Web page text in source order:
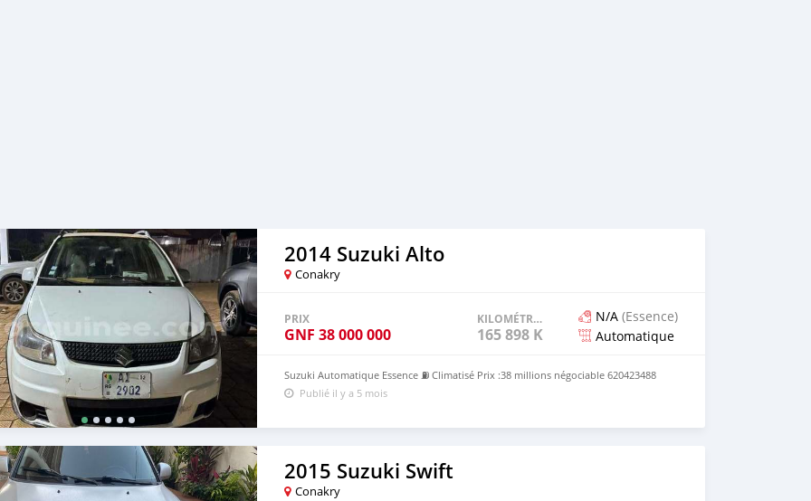
2014 Suzuki Alto
Conakry
PRIX
GNF 38 000 000
KILOMÉTRAGE
165 898 KM
N/A (Essence)
Automatique
Suzuki Automatique Essence ⛽️ Climatisé Prix :38 millions négociable 620423488
Publié il y a 5 mois
2015 Suzuki Swift
Conakry